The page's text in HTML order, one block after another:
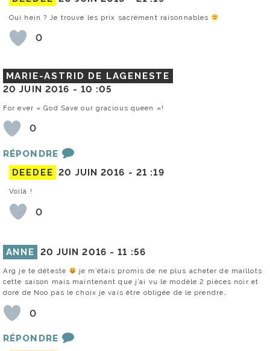
Oui hein ? Je trouve les prix sacrément raisonnables
0
MARIE-ASTRID DE LAGENESTE
20 JUIN 2016 - 10 :05
For ever « God Save our gracious queen »!
0
RÉPONDRE
DEEDEE 20 JUIN 2016 - 21 :19
Voilà !
0
ANNE 20 JUIN 2016 -11 :56
Arg je te déteste
je m’étais promis de ne plus acheter de maillots
cette saison mais maintenant que j’ai vu le modèle 2 pièces noir et
doré de Noo pas le choix je vais être obligée de le prendre…
0
RÉPONDRE